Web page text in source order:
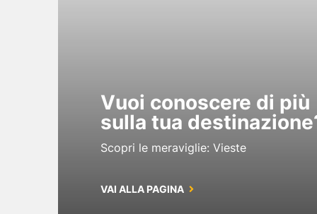
Vuoi conoscere di più
sulla tua
Scopri le meraviglie: Vieste
VAI ALLA PAGINA